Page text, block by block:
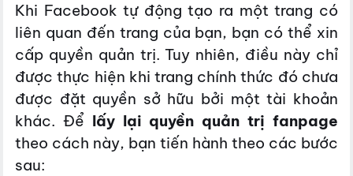
Khi Facebook tự động tạo ra một trang có
liên quan đến trang của bạn, bạn có thể xin
cấp quyền quản trị. Tuy nhiên, điều này chỉ
được thực hiện khi trang chính thức đó chưa
được đặt quyền sở hữu bởi một tài khoản
khác. Để lấy lại quyền quản trị fanpage
theo cách này, bạn tiến hành theo các bước
sau: